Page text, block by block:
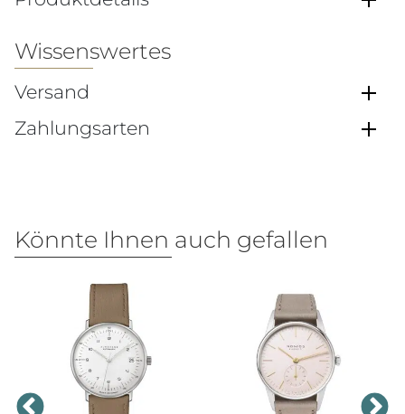
Wissenswertes
Versand
Zahlungsarten
Könnte Ihnen auch gefallen